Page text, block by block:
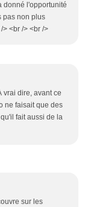
donné l'opportunité
pas non plus
> <br /> <br />
vrai dire, avant ce
ne faisait que des
fait aussi de la
sur les